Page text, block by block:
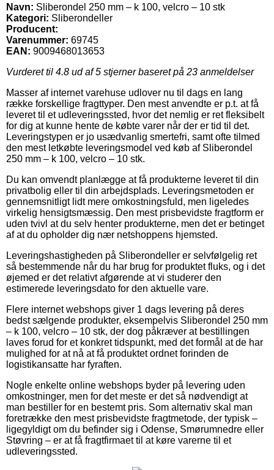
Navn: Sliberondel 250 mm – k 100, velcro – 10 stk
Kategori: Sliberondeller
Producent:
Varenummer: 69745
EAN: 9009468013653
Vurderet til 4.8 ud af 5 stjerner baseret på 23 anmeldelser
Masser af internet varehuse udlover nu til dags en lang
række forskellige fragttyper. Den mest anvendte er p.t. at få
leveret til et udleveringssted, hvor det nemlig er ret fleksibelt
for dig at kunne hente de købte varer når der er tid til det.
Leveringstypen er jo usædvanlig smertefri, samt ofte tilmed
den mest letkøbte leveringsmodel ved køb af Sliberondel
250 mm – k 100, velcro – 10 stk.
Du kan omvendt planlægge at få produkterne leveret til din
privatbolig eller til din arbejdsplads. Leveringsmetoden er
gennemsnitligt lidt mere omkostningsfuld, men ligeledes
virkelig hensigtsmæssig. Den mest prisbevidste fragtform er
uden tvivl at du selv henter produkterne, men det er betinget
af at du opholder dig nær netshoppens hjemsted.
Leveringshastigheden på Sliberondeller er selvfølgelig ret
så bestemmende når du har brug for produktet fluks, og i det
øjemed er det relativt afgørende at vi studerer den
estimerede leveringsdato for den aktuelle vare.
Flere internet webshops giver 1 dags levering på deres
bedst sælgende produkter, eksempelvis Sliberondel 250 mm
– k 100, velcro – 10 stk, der dog påkræver at bestillingen
laves forud for et konkret tidspunkt, med det formål at de har
mulighed for at nå at få produktet ordnet forinden de
logistikansatte har fyraften.
Nogle enkelte online webshops byder på levering uden
omkostninger, men for det meste er det så nødvendigt at
man bestiller for en bestemt pris. Som alternativ skal man
foretrække den mest prisbevidste fragtmetode, der typisk –
ligegyldigt om du befinder sig i Odense, Smørumnedre eller
Støvring – er at få fragtfirmaet til at køre varerne til et
udleveringssted.